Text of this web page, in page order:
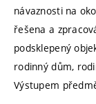
návaznosti na
řešena a
podsklepený
rodinný dům,
Výstupem